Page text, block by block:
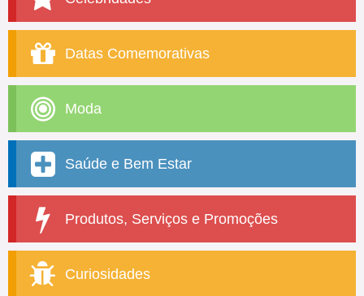
Datas Comemorativas
Moda
Saúde e Bem Estar
Produtos, Serviços e Promoções
Curiosidades